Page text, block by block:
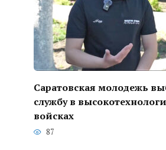
Саратовская молодежь
службу в
войсках
87